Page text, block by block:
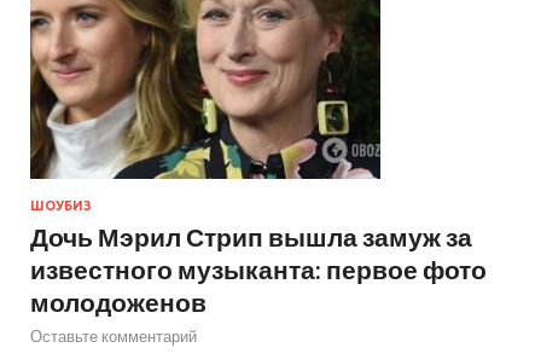
ШОУБИЗ
Дочь Мэрил Стрип вышла замуж за
известного музыканта: первое фото
молодоженов
Оставьте комментарий